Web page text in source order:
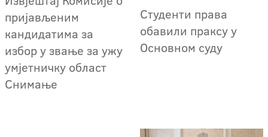
пријављеним
кандидатима за
избор у звање за ужу
умјетничку област
Снимање
Студенти права
обавили праксу у
Основном суду